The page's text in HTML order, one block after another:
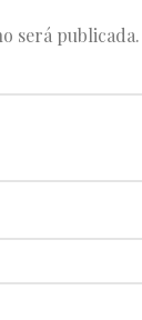
será publicada.